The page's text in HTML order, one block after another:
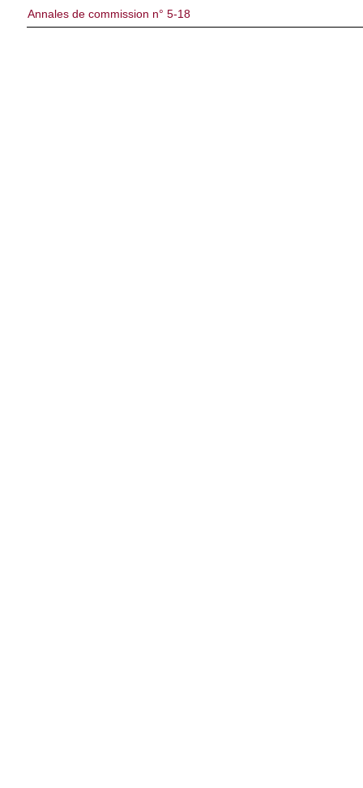
Annales de commission n° 5-18